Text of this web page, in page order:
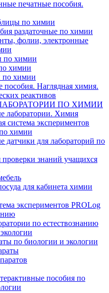
печатные пособия.
по химии
раздаточные по химии
фолии, электронные
по химии
химии
по химии
пособия. Наглядная химия.
реактивов
ПО ХИМИИ
лаборатории. Химия
система экспериментов
химии
датчики для лабораторий по
знаний учащихся
для кабинета химии
экспериментов PROLog
по естествознанию
по биологии и экологии
пособия по